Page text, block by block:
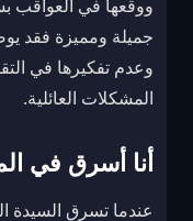
ووقعها في العواقب
جميلة ومميزة فقد
وعدم تفكيرها في
المشكلات العائلية.
أنا أسرق في
عندما تسرق السيدة